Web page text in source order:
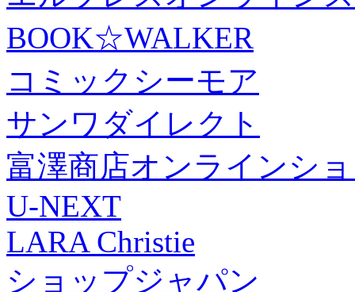
BOOK☆WALKER
コミックシーモア
サンワダイレクト
富澤商店オンラインシ
U-NEXT
LARA Christie
ショップジャパン